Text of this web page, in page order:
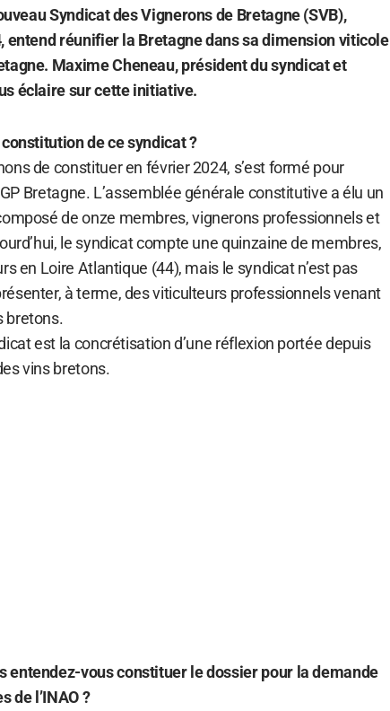
Syndicat des Vignerons de Bretagne (SVB),
entend réunifier la Bretagne dans sa dimension viticole
Maxime Cheneau, président du syndicat et
éclaire sur cette initiative.
de ce syndicat ?
de constituer en février 2024, s’est formé pour
Bretagne. L’assemblée générale constitutive a élu un
de onze membres, vignerons professionnels et
le syndicat compte une quinzaine de membres,
en Loire Atlantique (44), mais le syndicat n’est pas
à terme, des viticulteurs professionnels venant
bretons.
est la concrétisation d’une réflexion portée depuis
vins bretons.
entendez-vous constituer le dossier pour la demande
de l’INAO ?